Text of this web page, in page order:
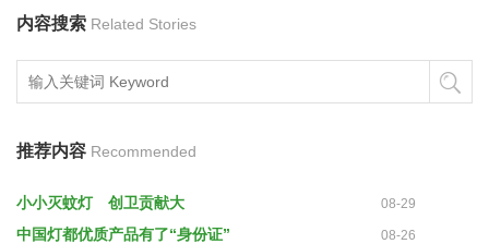
内容搜索 Related Stories
推荐内容 Recommended
小小灭蚊灯 创卫贡献大 08-29
中国灯都优质产品有了“身份证” 08-26